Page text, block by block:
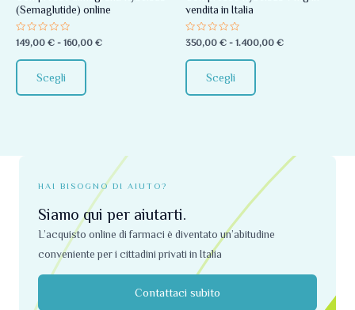
(Semaglutide) online
Valutato
0
su
5
149,00 € - 160,00 €
Scegli
essere
scelte
del
vendita in Italia
Valutato
0
su
5
350,00 € - 1.400,00 €
Scegli
scelte
del
HAI BISOGNO DI AIUTO?
Siamo qui per aiutarti.
L’acquisto online di farmaci è diventato un’abitudine
conveniente per i cittadini privati ​​in Italia
Contattaci subito